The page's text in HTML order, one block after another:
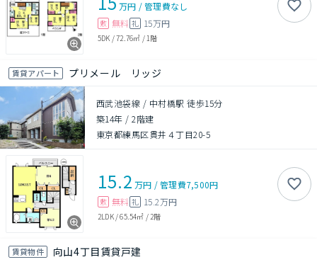
万円 /管理費なし
敷 無料 礼 15万円
5DK /72.76㎡ / 1階
賃貸アパート プリメール リッジ
西武池袋線 / 中村橋駅 徒歩15分
築14年 /2階建
東京都練馬区貫井４丁目20-5
15.2 万円 /管理費7,500円
敷 無料 礼 15.2万円
2LDK/65.54㎡ / 2階
賃貸物件 向山4丁目賃貸戸建